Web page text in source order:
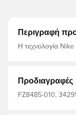
Περιγραφή
Η τεχνολογία
Προδιαγραφές
FZ8485-010,